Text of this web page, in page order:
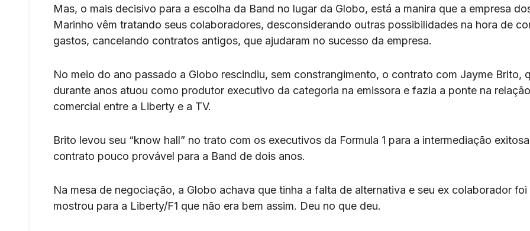
Mas, o mais decisivo para a escolha da Band no lugar da Globo, está a manira que a empresa
Marinho vêm tratando seus colaboradores, desconsiderando outras possibilidades na hora de
gastos, cancelando contratos antigos, que ajudaram no sucesso da empresa.
No meio do ano passado a Globo rescindiu, sem constrangimento, o contrato com Jayme Brito,
durante anos atuou como produtor executivo da categoria na emissora e fazia a ponte na relação
comercial entre a Liberty e a TV.
Brito levou seu “know hall” no trato com os executivos da Formula 1 para a intermediação
contrato pouco provável para a Band de dois anos.
Na mesa de negociação, a Globo achava que tinha a falta de alternativa e seu ex colaborador foi
mostrou para a Liberty/F1 que não era bem assim. Deu no que deu.